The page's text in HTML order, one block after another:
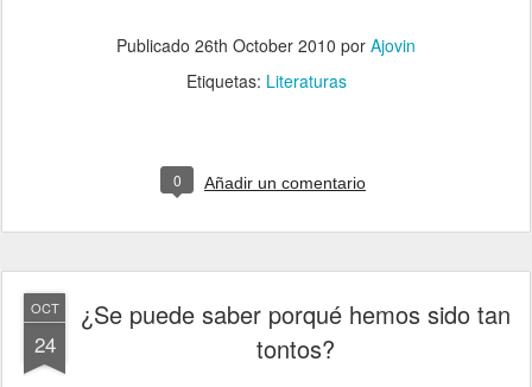
Publicado 26th October 2010 por Ajovin
Etiquetas: Literaturas
0 Añadir un comentario
OCT
24
¿Se puede saber porqué hemos sido tan
tontos?